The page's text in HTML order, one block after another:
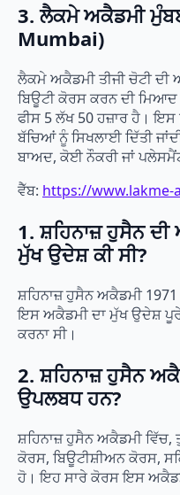
3. ਲੈਕਮੇ ਅਕੈਡਮੀ
Mumbai)
ਲੈਕਮੇ ਅਕੈਡਮੀ ਤੀਜੀ ਚੋਟੀ
ਬਿਊਟੀ ਕੋਰਸ ਕਰਨ ਦੀ
ਫੀਸ 5 ਲੱਖ 50 ਹਜ਼ਾਰ ਹੈ।
ਬੱਚਿਆਂ ਨੂੰ ਸਿਖਲਾਈ ਦਿੱਤੀ
ਬਾਅਦ, ਕੋਈ ਨੌਕਰੀ ਜਾਂ ਪਲੇਸਮੈਂਟ
ਵੈੱਬ: https://www.lakme-
1. ਸ਼ਹਿਨਾਜ਼ ਹੁਸੈਨ
ਮੁੱਖ ਉਦੇਸ਼ ਕੀ ਸੀ?
ਸ਼ਹਿਨਾਜ਼ ਹੁਸੈਨ ਅਕੈਡਮੀ
ਇਸ ਅਕੈਡਮੀ ਦਾ ਮੁੱਖ ਉਦੇਸ਼ ਪੂਰੇ
ਕਰਨਾ ਸੀ।
2. ਸ਼ਹਿਨਾਜ਼ ਹੁਸੈਨ
ਉਪਲਬਧ ਹਨ?
ਸ਼ਹਿਨਾਜ਼ ਹੁਸੈਨ ਅਕੈਡਮੀ
ਕੋਰਸ, ਬਿਊਟੀਸ਼ੀਅਨ ਕੋਰਸ,
ਹੋ। ਇਹ ਸਾਰੇ ਕੋਰਸ ਇਸ